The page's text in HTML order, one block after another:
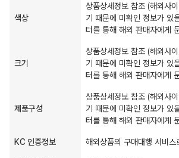
색상
상품상세정보 참조 (해외사
기 때문에 미확인 정보가 있
터를 통해 해외 판매자에게
크기
상품상세정보 참조 (해외사
기 때문에 미확인 정보가 있
터를 통해 해외 판매자에게
제품구성
상품상세정보 참조 (해외사
기 때문에 미확인 정보가 있
터를 통해 해외 판매자에게
KC 인증정보 해외상품의 구매대행 서비